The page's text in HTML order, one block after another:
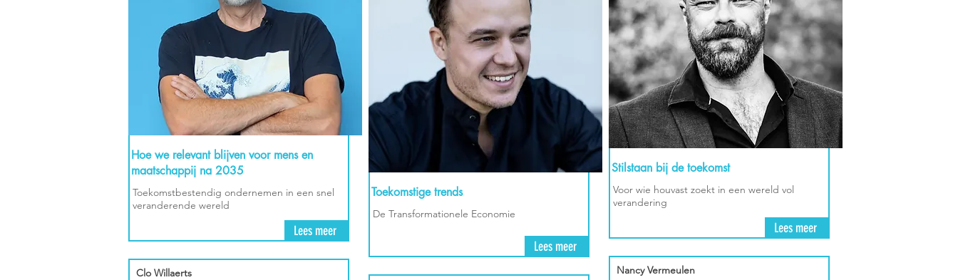
Hoe we relevant blijven voor mens en
maatschappij na 2035
Toekomstbestendig ondernemen in een snel
veranderende wereld
Lees meer
Clo Willaerts
Toekomstige trends
De Transformationele Economie
Lees meer
Stilstaan bij de toekomst
Voor wie houvast zoekt in een wereld vol
verandering
Lees meer
Nancy Vermeulen